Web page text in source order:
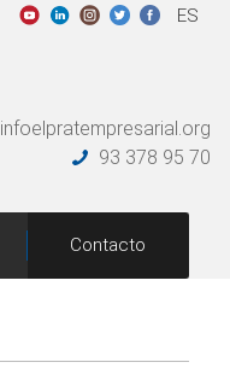
ES
infoelpratempresarial.org
93 378 95 70
Contacto